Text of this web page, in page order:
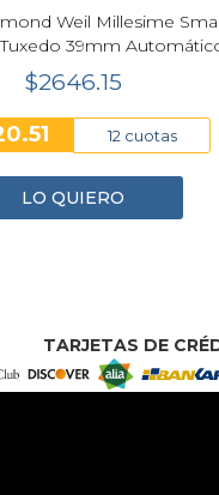
Weil Millesime
39mm
$2646.15
12 cuotas
LO QUIERO
TARJETAS DE